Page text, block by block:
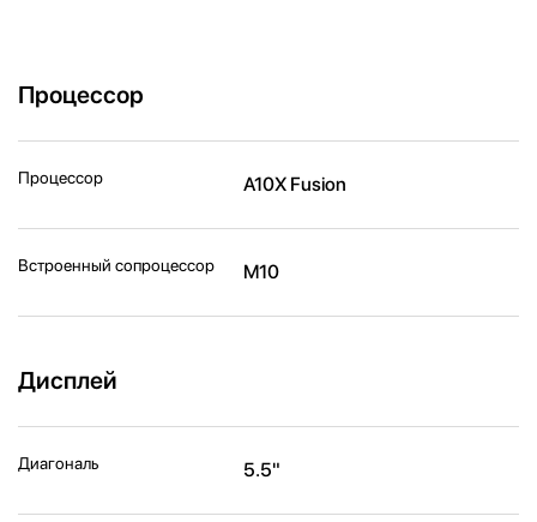
Процессор
Процессор A10X Fusion
Встроенный сопроцессор M10
Дисплей
Диагональ 5.5"